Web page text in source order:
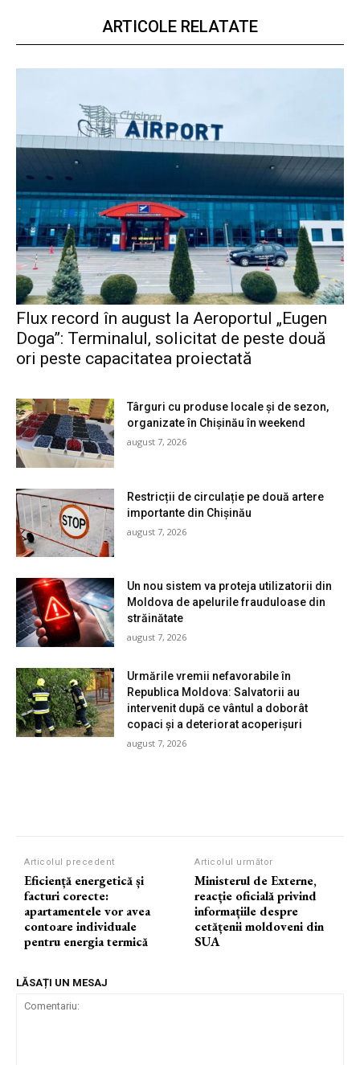
ARTICOLE RELATATE
Flux record în august la Aeroportul „Eugen
Doga”: Terminalul, solicitat de peste două
ori peste capacitatea proiectată
Târguri cu produse locale și de sezon,
organizate în Chișinău în weekend
august 7, 2026
Restricții de circulație pe două artere
importante din Chișinău
august 7, 2026
Un nou sistem va proteja utilizatorii din
Moldova de apelurile frauduloase din
străinătate
august 7, 2026
Urmările vremii nefavorabile în
Republica Moldova: Salvatorii au
intervenit după ce vântul a doborât
copaci și a deteriorat acoperișuri
august 7, 2026
Articolul precedent
Eficiență energetică și
facturi corecte:
apartamentele vor avea
contoare individuale
pentru energia termică
Articolul următor
Ministerul de Externe,
reacție oficială privind
informațiile despre
cetățenii moldoveni din
SUA
LĂSAȚI UN MESAJ